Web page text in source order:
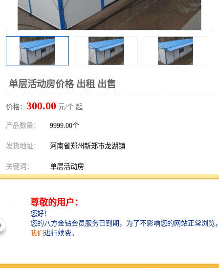
单层活动房价格 出租 出售
价格： 300.00 元/个 起
产品数量： 9999.00个
发货地址： 河南省郑州新郑市龙湖镇
关键词： 单层活动房
阅 读 量： 493
产品描述
单层活动房价格 出租 出售